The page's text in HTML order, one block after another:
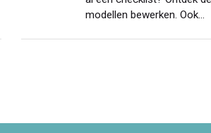
modellen bewerken. Ook…